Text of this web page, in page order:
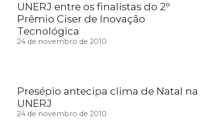
UNERJ entre os finalistas do 2º
Prêmio Ciser de Inovação
Tecnológica
24 de novembro de 2010
Presépio antecipa clima de Natal na
UNERJ
24 de novembro de 2010